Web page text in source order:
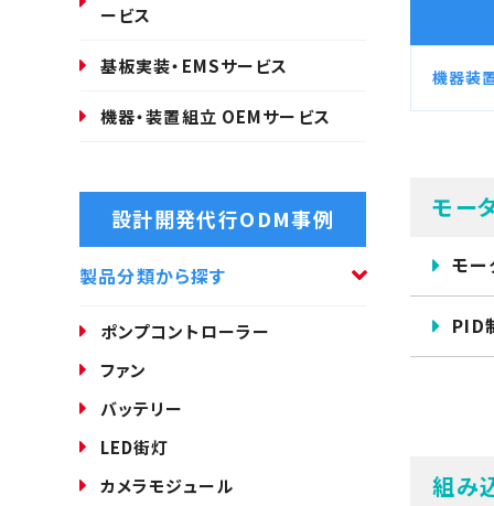
機器装
モー
モー
PID
組み
ービス
基板実装・EMSサービス
機器・装置組立 OEMサービス
設計開発代行ODM事例
製品分類から探す
ポンプコントローラー
ファン
バッテリー
LED街灯
カメラモジュール